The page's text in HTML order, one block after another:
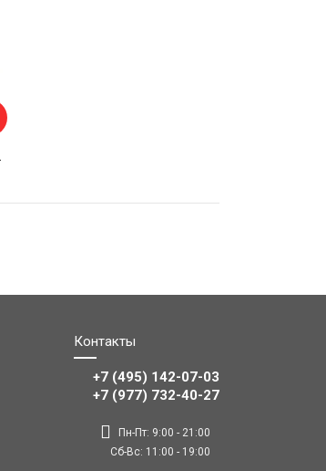
Контакты
+7 (495) 142-07-03
‎‎+7 (977) 732-40-27
Пн-Пт: 9:00 - 21:00
Сб-Вс: 11:00 - 19:00